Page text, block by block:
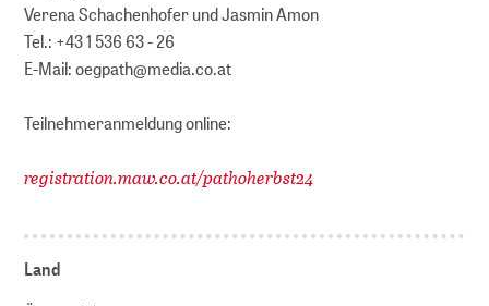
Verena Schachenhofer und Jasmin Amon
Tel.: +43 1 536 63 - 26
E-Mail: oegpath@media.co.at
Teilnehmeranmeldung online:
registration.maw.co.at/pathoherbst24
Land